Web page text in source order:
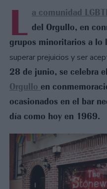
L a comunidad
del Orgullo, en
grupos minoritarios a lo
superar prejuicios y ser
28 de junio, se celebra el
Orgullo en
ocasionados en el bar
día como hoy en 1969.